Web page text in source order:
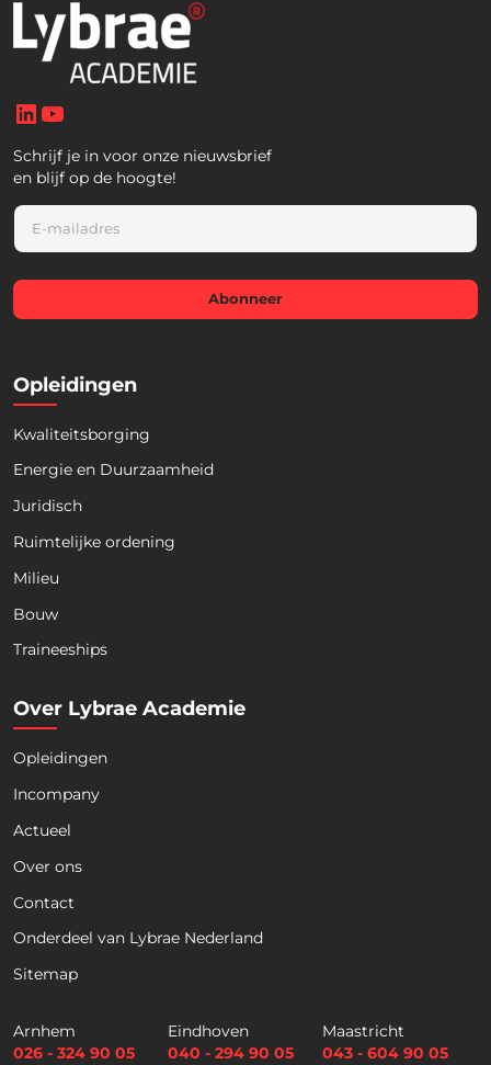
LinkedIn
Schrijf je in voor onze nieuwsbrief
en blijf op de hoogte!
E
a
i
*
Abonneer
Opleidingen
Kwaliteitsborging
Energie en Duurzaamheid
Juridisch
Ruimtelijke ordening
Milieu
Bouw
Traineeships
Over Lybrae Academie
Opleidingen
Incompany
Actueel
Over ons
Contact
Onderdeel van Lybrae Nederland
Sitemap
Arnhem
026 - 324 90 05
Eindhoven
040 - 294 90 05
Maastricht
043 - 604 90 05
Telefoon
m
a